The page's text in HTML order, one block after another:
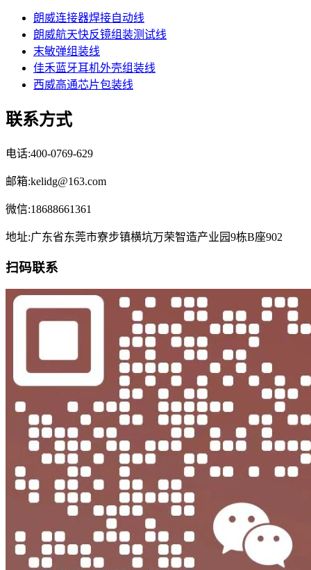
朗威连接器焊接自动线
朗威航天快反镜组装测试线
末敏弹组装线
佳禾蓝牙耳机外壳组装线
西威高通芯片包装线
联系方式
电话:400-0769-629
邮箱:kelidg@163.com
微信:18688661361
地址:广东省东莞市寮步镇横坑万荣智造产业园9栋B座902
扫码联系